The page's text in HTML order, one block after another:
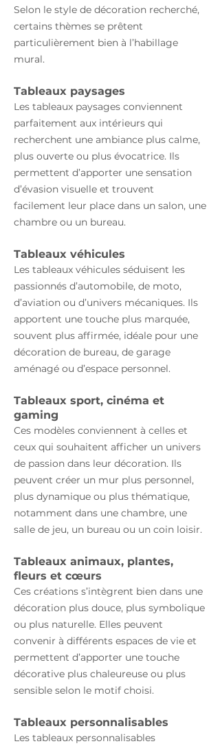
Selon le style de décoration recherché,
certains thèmes se prêtent
particulièrement bien à l’habillage
mural.
Tableaux paysages
Les tableaux paysages conviennent
parfaitement aux intérieurs qui
recherchent une ambiance plus calme,
plus ouverte ou plus évocatrice. Ils
permettent d’apporter une sensation
d’évasion visuelle et trouvent
facilement leur place dans un salon, une
chambre ou un bureau.
Tableaux véhicules
Les tableaux véhicules séduisent les
passionnés d’automobile, de moto,
d’aviation ou d’univers mécaniques. Ils
apportent une touche plus marquée,
souvent plus affirmée, idéale pour une
décoration de bureau, de garage
aménagé ou d’espace personnel.
Tableaux sport, cinéma et
gaming
Ces modèles conviennent à celles et
ceux qui souhaitent afficher un univers
de passion dans leur décoration. Ils
peuvent créer un mur plus personnel,
plus dynamique ou plus thématique,
notamment dans une chambre, une
salle de jeu, un bureau ou un coin loisir.
Tableaux animaux, plantes,
fleurs et cœurs
Ces créations s’intègrent bien dans une
décoration plus douce, plus symbolique
ou plus naturelle. Elles peuvent
convenir à différents espaces de vie et
permettent d’apporter une touche
décorative plus chaleureuse ou plus
sensible selon le motif choisi.
Tableaux personnalisables
Les tableaux personnalisables